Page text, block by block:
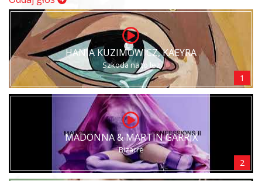
HANIA KUZIMOWICZ, KAEYRA
Szkoda na to łez
1
MADONNA & MARTIN GARRIX
Bizarre
2